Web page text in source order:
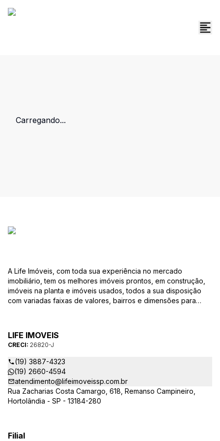
Carregando...
A Life Imóveis, com toda sua experiência no mercado
imobiliário, tem os melhores imóveis prontos, em construção,
imóveis na planta e imóveis usados, todos a sua disposição
com variadas faixas de valores, bairros e dimensões para
as suas dúvidas sobre casas, apartamentos, terrenos, salas
comerciais e outros produtos imobiliários.
LIFE IMOVEIS
CRECI: 26820-J
(19) 3887-4323
(19) 2660-4594
atendimento@lifeimoveissp.com.br
Rua Zacharias Costa Camargo, 618, Remanso Campineiro,
Hortolândia - SP - 13184-280
Filial